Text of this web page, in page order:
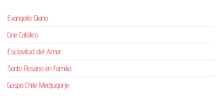
Evangelio Diario
Cine Católico
Esclavitud del Amor
Santo Rosario en Familia
Gospa Chile Medjugorje